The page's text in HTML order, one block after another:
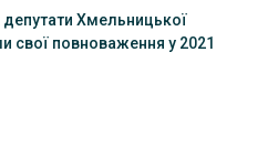
депутати Хмельницької
свої повноваження у 2021